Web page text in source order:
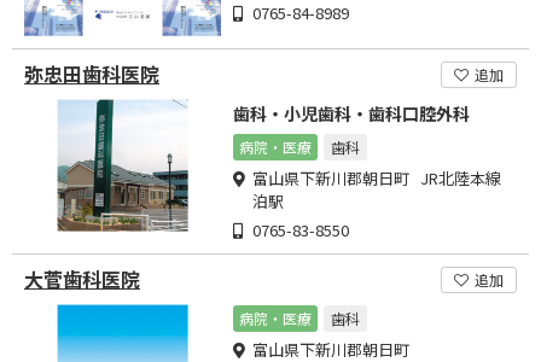
0765-84-8989
弥忠田歯科医院 追加
歯科・小児歯科・歯科口腔外科
病院・医療 歯科
富山県下新川郡朝日町 JR北陸本線
泊駅
0765-83-8550
大菅歯科医院
追加
病院・医療
歯科
富山県下新川郡朝日町